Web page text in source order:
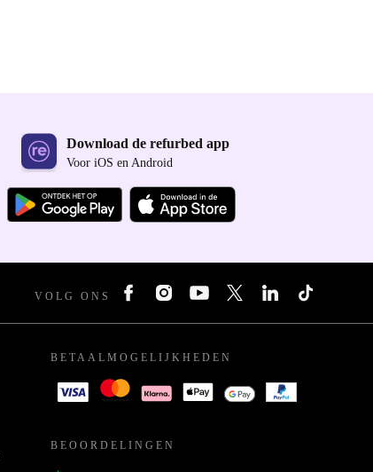
Download de refurbed app
Voor iOS en Android
VOLG ONS
BETAALMOGELIJKHEDEN
BEOORDELINGEN